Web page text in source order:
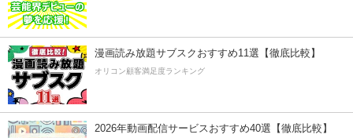
漫画読み放題サブスクおすすめ11選【徹底比較】
オリコン顧客満足度ランキング
2026年動画配信サービスおすすめ40選【徹底比較】